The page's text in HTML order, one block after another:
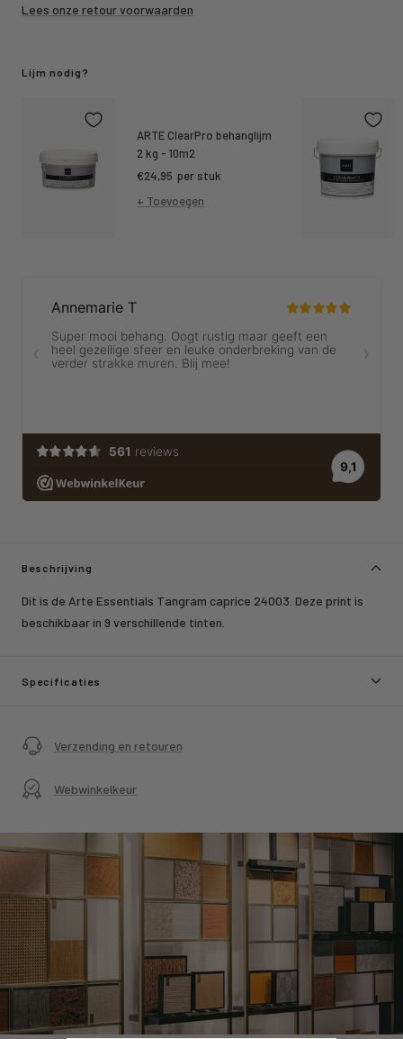
Lees onze retour voorwaarden
Beschrijving
Dit is de Arte Essentials Tangram caprice 24003. Deze print is
beschikbaar in 9 verschillende tinten.
Specificaties
Verzending en retouren
Webwinkelkeur
Lijm nodig?
ARTE ClearPro behanglijm
2 kg - 10m2
Kortings
prijs
€24,95 per stuk
+ Toevoegen